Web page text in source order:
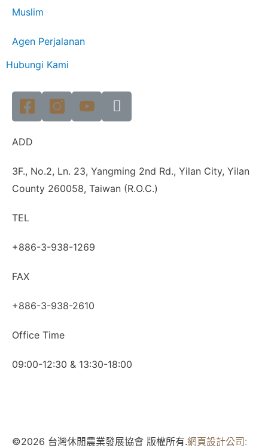
Muslim
Agen Perjalanan
Hubungi Kami
ADD
3F., No.2, Ln. 23, Yangming 2nd Rd., Yilan City, Yilan
County 260058, Taiwan (R.O.C.)
TEL
+886-3-938-1269
FAX
+886-3-938-2610
Office Time
09:00-12:30 & 13:30-18:00
©2026 台灣休閒農業發展協會 版權所有.網頁設計公司: